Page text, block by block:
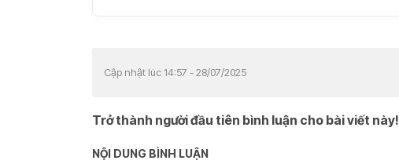
Cập nhật lúc 14:57 - 28/07/2025
Trở thành người đầu tiên bình luận cho bài viết này!
NỘI DUNG BÌNH LUẬN